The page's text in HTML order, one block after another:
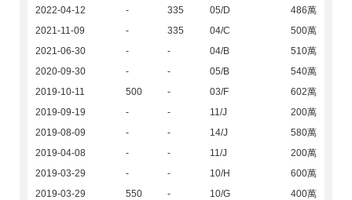
2022-04-12 - 335 05/D
486萬
2021-11-09
- 335 04/C
500萬
2021-06-30
- - 04/B
510萬
2020-09-30
- - 05/B
540萬
2019-10-11
500 - 03/F
602萬
2019-09-19
- - 11/J
200萬
2019-08-09
- - 14/J
580萬
2019-04-08
- - 11/J
200萬
2019-03-29
- - 10/H
600萬
2019-03-29
550 - 10/G
400萬